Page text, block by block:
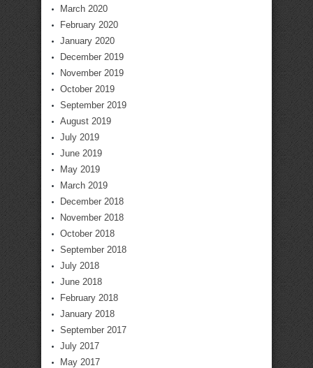
March 2020
February 2020
January 2020
December 2019
November 2019
October 2019
September 2019
August 2019
July 2019
June 2019
May 2019
March 2019
December 2018
November 2018
October 2018
September 2018
July 2018
June 2018
February 2018
January 2018
September 2017
July 2017
May 2017